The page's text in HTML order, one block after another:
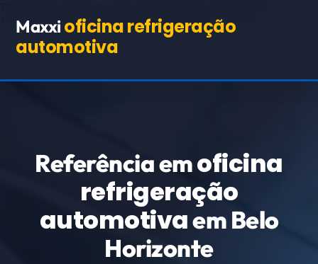
TROCANDO APENAS OS TEXTOS E URLs INDICADOS)
Maxxi oficina refrigeração
automotiva
Referência emoficina
refrigeração
automotivaem Belo
Horizonte